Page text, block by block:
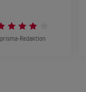
prisma-Redaktion